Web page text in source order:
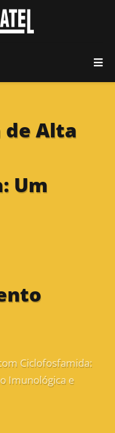
Alta
Um
Ciclofosfamida:
Imunológica e